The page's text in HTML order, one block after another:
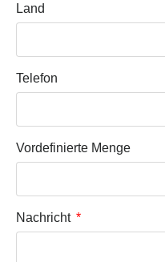
Land
Telefon
Vordefinierte Menge
Nachricht